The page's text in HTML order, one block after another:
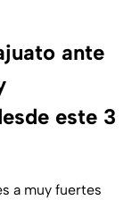
ante
este 3
a muy fuertes